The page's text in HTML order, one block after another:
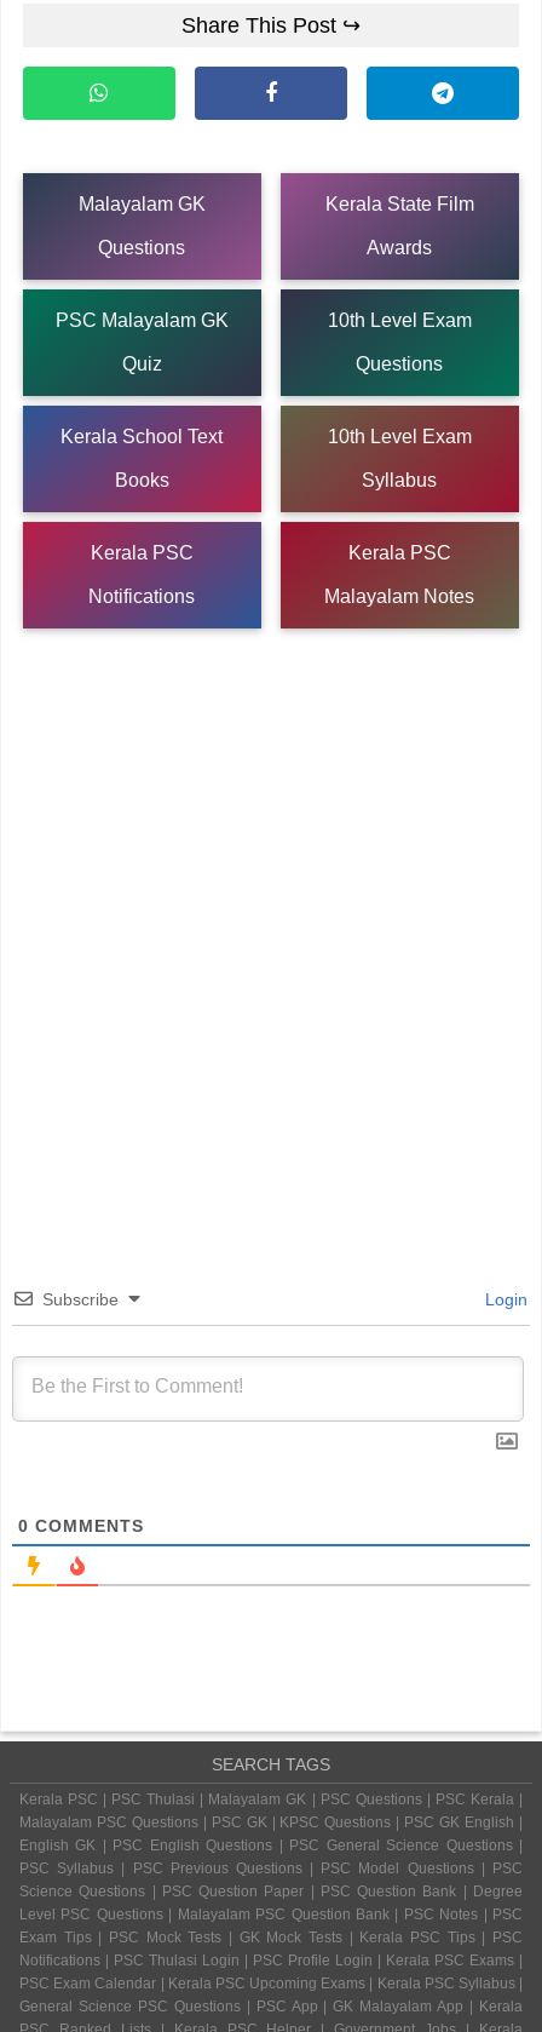
Share This Post ↪
Malayalam GK
Questions
Kerala State Film
Awards
PSC Malayalam GK
Quiz
10th Level Exam
Questions
Kerala School Text
Books
10th Level Exam
Syllabus
Kerala PSC
Notifications
Kerala PSC
Malayalam Notes
Subscribe Login
0 COMMENTS
SEARCH TAGS
Kerala PSC | PSC Thulasi | Malayalam GK | PSC Questions | PSC Kerala |
Malayalam PSC Questions | PSC GK | KPSC Questions | PSC GK English |
English GK | PSC English Questions | PSC General Science Questions |
PSC Syllabus | PSC Previous Questions | PSC Model Questions | PSC
Science Questions | PSC Question Paper | PSC Question Bank | Degree
Level PSC Questions | Malayalam PSC Question Bank | PSC Notes | PSC
Exam Tips | PSC Mock Tests | GK Mock Tests | Kerala PSC Tips | PSC
Notifications | PSC Thulasi Login | PSC Profile Login | Kerala PSC Exams |
PSC Exam Calendar | Kerala PSC Upcoming Exams | Kerala PSC Syllabus |
General Science PSC Questions | PSC App | GK Malayalam App | Kerala